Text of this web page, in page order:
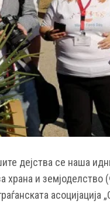
дејства се наша
храна и